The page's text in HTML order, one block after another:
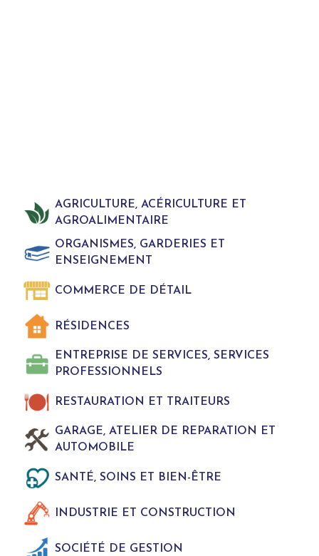
AGRICULTURE, ACÉRICULTURE ET
AGROALIMENTAIRE
ORGANISMES, GARDERIES ET
ENSEIGNEMENT
COMMERCE DE DÉTAIL
RÉSIDENCES
ENTREPRISE DE SERVICES, SERVICES
PROFESSIONNELS
RESTAURATION ET TRAITEURS
GARAGE, ATELIER DE REPARATION ET
AUTOMOBILE
SANTÉ, SOINS ET BIEN-ÊTRE
INDUSTRIE ET CONSTRUCTION
SOCIÉTÉ DE GESTION